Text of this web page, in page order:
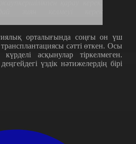
орталығында соңғы он үш
сәтті өткен. Осы
асқынулар тіркелмеген.
үздік нәтижелердің бірі